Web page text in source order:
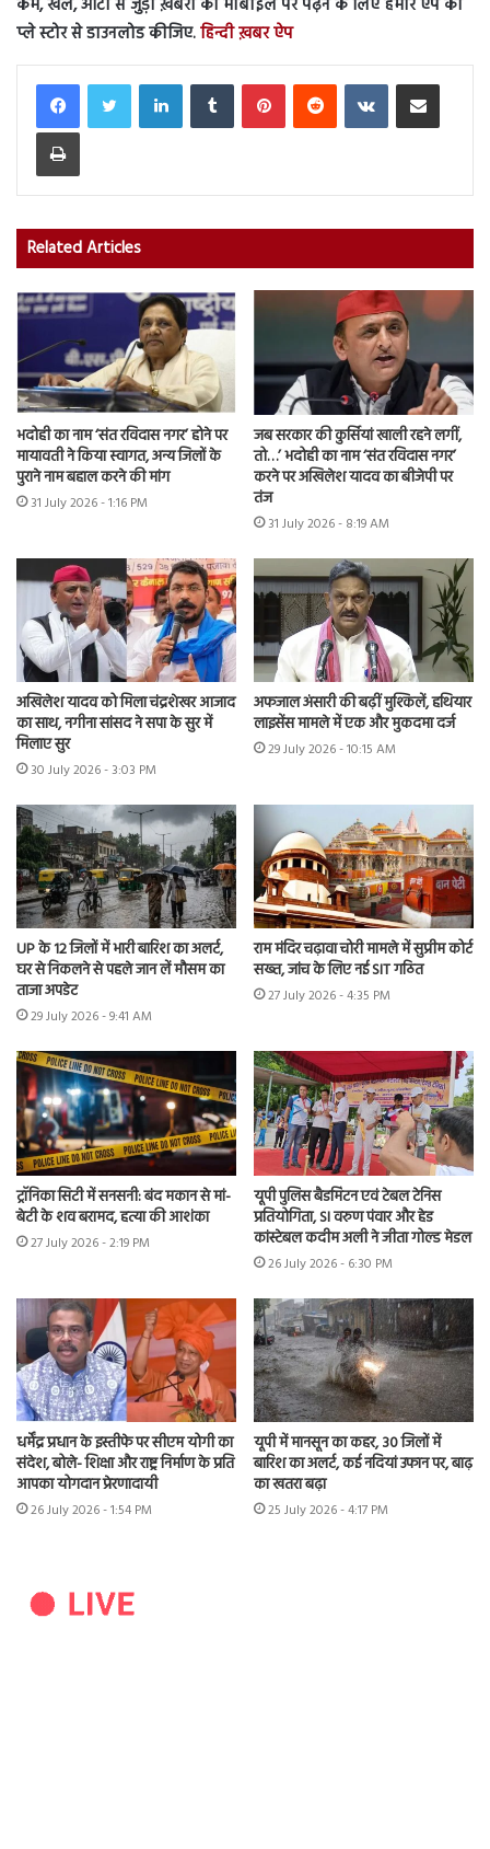
कर्म, खेल, ऑटो से जुड़ी ख़बरों को मोबाइल पर पढ़ने के लिए हमारे ऐप को
प्ले स्टोर से डाउनलोड कीजिए.हिन्दी ख़बर ऐप
LinkedInTumblr PinterestReddit VKontakteShare via Email
Print
Related Articles
भदोही का नाम ‘संत रविदास नगर’ होने पर
मायावती ने किया स्वागत, अन्य जिलों के
पुराने नाम बहाल करने की मांग
31 July 2026 - 1:16 PM
जब सरकार की कुर्सियां खाली रहने लगीं,
तो…’ भदोही का नाम ‘संत रविदास नगर’
करने पर अखिलेश यादव का बीजेपी पर
तंज
31 July 2026 - 8:19 AM
अखिलेश यादव को मिला चंद्रशेखर आजाद
का साथ, नगीना सांसद ने सपा के सुर में
मिलाए सुर
30 July 2026 - 3:03 PM
अफजाल अंसारी की बढ़ीं मुश्किलें, हथियार
लाइसेंस मामले में एक और मुकदमा दर्ज
29 July 2026 - 10:15 AM
UP के 12 जिलों में भारी बारिश का अलर्ट,
घर से निकलने से पहले जान लें मौसम का
ताजा अपडेट
29 July 2026 - 9:41 AM
राम मंदिर चढ़ावा चोरी मामले में सुप्रीम कोर्ट
सख्त, जांच के लिए नई SIT गठित
27 July 2026 - 4:35 PM
ट्रॉनिका सिटी में सनसनी: बंद मकान से मां-
बेटी के शव बरामद, हत्या की आशंका
27 July 2026 - 2:19 PM
यूपी पुलिस बैडमिंटन एवं टेबल टेनिस
प्रतियोगिता, SI वरुण पंवार और हेड
कांस्टेबल कदीम अली ने जीता गोल्ड मेडल
26 July 2026 - 6:30 PM
धर्मेंद्र प्रधान के इस्तीफे पर सीएम योगी का
संदेश, बोले- शिक्षा और राष्ट्र निर्माण के प्रति
आपका योगदान प्रेरणादायी
26 July 2026 - 1:54 PM
यूपी में मानसून का कहर, 30 जिलों में
बारिश का अलर्ट, कई नदियां उफान पर, बाढ़
का खतरा बढ़ा
25 July 2026 - 4:17 PM